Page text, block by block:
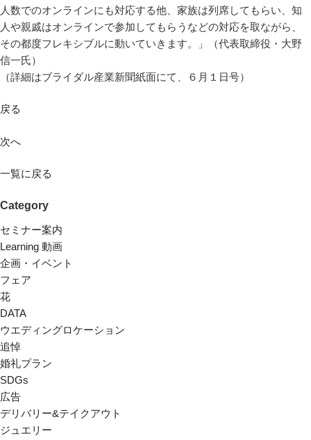
人数でのオンラインにも対応する他、家族は列席してもらい、知
人や親戚はオンラインで参加してもらうなどの対応を取ながら、
その都度フレキシブルに動いていきます。」（代表取締役・大野
信一氏）
（詳細はブライダル産業新聞紙面にて、６月１日号）
戻る
次へ
一覧に戻る
Category
セミナー案内
Learning 動画
企画・イベント
フェア
花
DATA
ウエディングロケーション
追悼
婚礼プラン
SDGs
広告
デリバリー&テイクアウト
ジュエリー